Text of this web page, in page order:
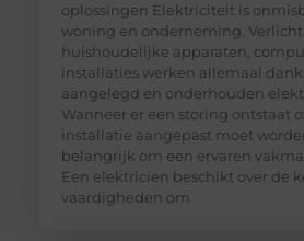
oplossingen Elektriciteit is
woning en onderneming.
huishoudelijke apparaten,
installaties werken allemaal
aangelegd en onderhouden
Wanneer er een storing ontstaat
installatie aangepast moet
belangrijk om een ervaren
Een elektricien beschikt over de
vaardigheden om